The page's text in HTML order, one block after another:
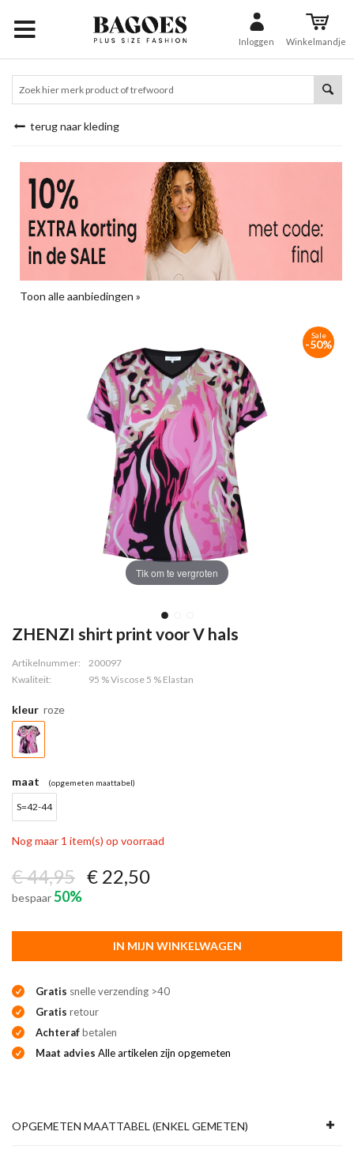
Inloggen Winkelmandje
terug naar kleding
Toon alle aanbiedingen »
Tik om te vergroten
Sale
-50%
ZHENZI shirt print voor V hals
Artikelnummer:
200097
Kwaliteit:
95 % Viscose 5 % Elastan
kleur roze
maat (opgemeten maattabel)
S=42-44
Nog maar 1 item(s) op voorraad
€ 44,95 € 22,50
bespaar50%
IN MIJN WINKELWAGEN
Gratis snelle verzending >40
Gratis retour
Achterafbetalen
Maat advies Alle artikelen zijn opgemeten
OPGEMETEN MAATTABEL (ENKEL GEMETEN)